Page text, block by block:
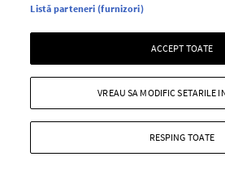
Listă parteneri (furnizori)
ACCEPT TOATE
RESPING TOATE
VREAU SA MODIFIC SETARILE